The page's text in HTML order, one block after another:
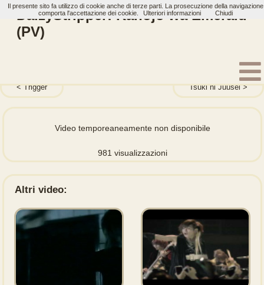
DaizyStripper: Kanojo wa Emerald
(PV)
Trigger Tsuki ni Juusei
Video temporeaneamente non disponibile
981 visualizzazioni
Altri video:
Il presente sito fa utilizzo di cookie anche di terze parti. La prosecuzione della navigazione
comporta l'accettazione dei cookie.
Ulteriori informazioni Chiudi